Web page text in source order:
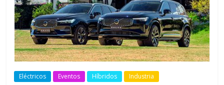
Eléctricos Eventos Híbridos Industria